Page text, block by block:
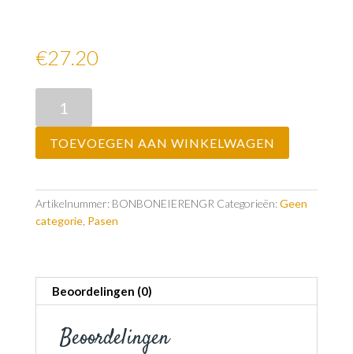
€27.20
Bonbon
Eieren
Groot
aantal
TOEVOEGEN AAN WINKELWAGEN
Artikelnummer: BONBONEIERENGR Categorieën:Geen
categorie, Pasen
Beoordelingen (0)
Beoordelingen